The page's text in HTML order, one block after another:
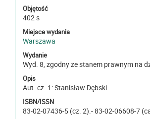
Objętość
402 s
Miejsce wydania
Warszawa
Wydanie
Wyd. 8, zgodny ze stanem prawnym na
Opis
Aut. cz. 1: Stanisław Dębski
ISBN/ISSN
83-02-07436-5 (cz. 2).- 83-02-06608-7